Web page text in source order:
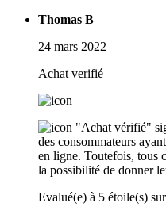
Thomas B
24 mars 2022
Achat verifié
"Achat vérifié"
des consommateurs
en ligne. Toutefois, tous
la possibilité de donner
Evalué(e) à 5 étoile(s)